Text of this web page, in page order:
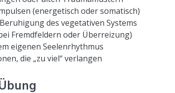
(energetisch oder somatisch)
des vegetativen Systems
Fremdfeldern oder Überreizung)
eigenen Seelenrhythmus
die „zu viel“ verlangen